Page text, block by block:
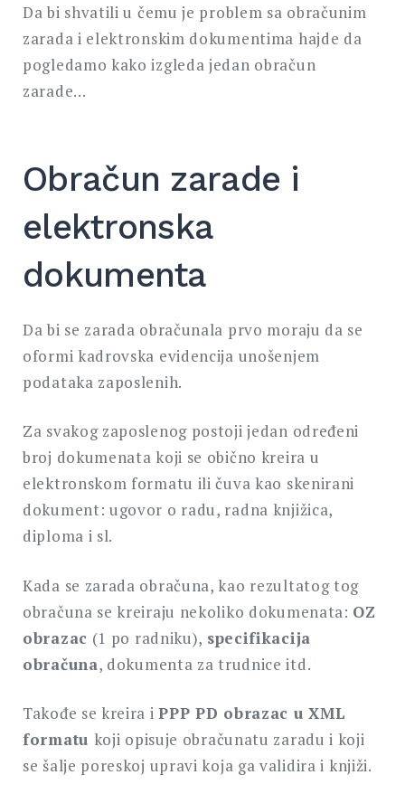
Da bi shvatili u čemu je problem sa obračunim
zarada i elektronskim dokumentima hajde da
pogledamo kako izgleda jedan obračun
zarade…
Obračun zarade i
elektronska
dokumenta
Da bi se zarada obračunala prvo moraju da se
oformi kadrovska evidencija unošenjem
podataka zaposlenih.
Za svakog zaposlenog postoji jedan određeni
broj dokumenata koji se obično kreira u
elektronskom formatu ili čuva kao skenirani
dokument: ugovor o radu, radna knjižica,
diploma i sl.
Kada se zarada obračuna, kao rezultatog tog
obračuna se kreiraju nekoliko dokumenata: OZ
obrazac (1 po radniku), specifikacija
obračuna, dokumenta za trudnice itd.
Takođe se kreira iPPP PD obrazac u XML
formatu koji opisuje obračunatu zaradu i koji
se šalje poreskoj upravi koja ga validira i knjiži.